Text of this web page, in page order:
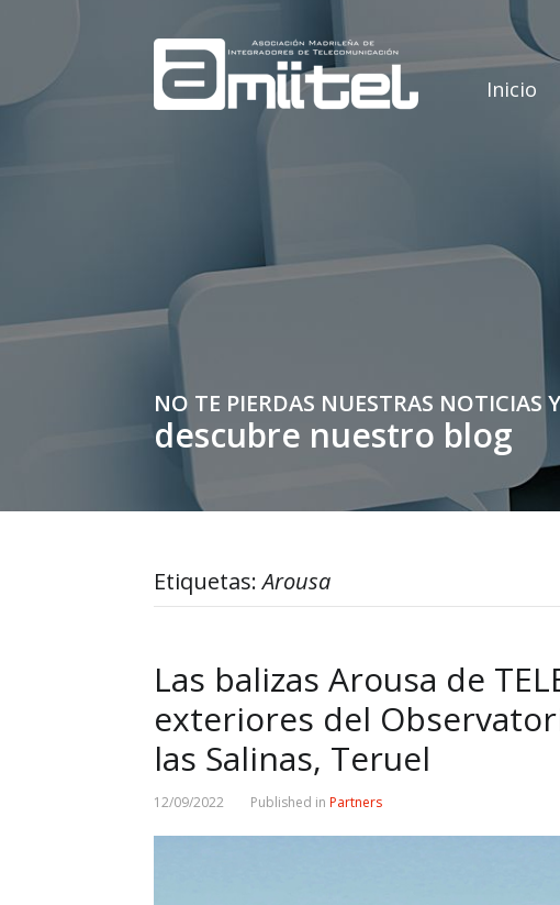
Inicio
NO TE PIERDAS NUESTRAS NOTICIAS
descubre nuestro blog
Etiquetas:Arousa
Las balizas Arousa de
exteriores del
las Salinas, Teruel
12/09/2022 Published in Partners